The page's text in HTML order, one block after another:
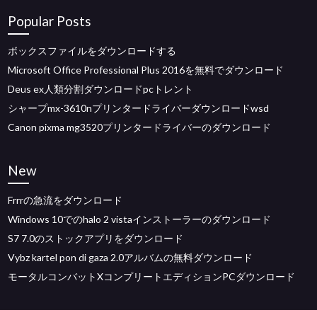
Popular Posts
ボックスファイルをダウンロードする
Microsoft Office Professional Plus 2016を無料でダウンロード
Deus ex人類分割ダウンロードpcトレント
シャープmx-3610nプリンタードライバーダウンロードwsd
Canon pixma mg3520プリンタードライバーのダウンロード
New
Frrrの急流をダウンロード
Windows 10でのhalo 2 vistaインストーラーのダウンロード
S7 7.0のストックアプリをダウンロード
Vybz kartel pon di gaza 2.0アルバムの無料ダウンロード
モータルコンバットXコンプリートエディションPCダウンロード